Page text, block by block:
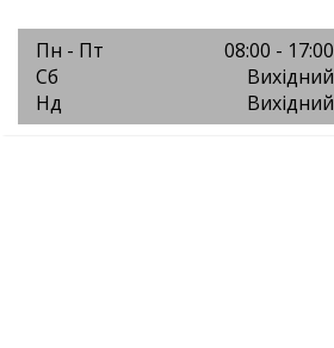
Пн - Пт
08:00 - 17:00
Сб
Вихідний
Нд
Вихідний